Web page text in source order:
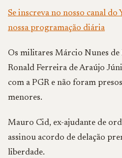
Se inscreva no nosso canal do
nossa programação diária
Os militares Márcio Nunes de
Ronald Ferreira de Araújo
com a PGR e não foram
menores.
Mauro Cid, ex-ajudante de
assinou acordo de delação
liberdade.